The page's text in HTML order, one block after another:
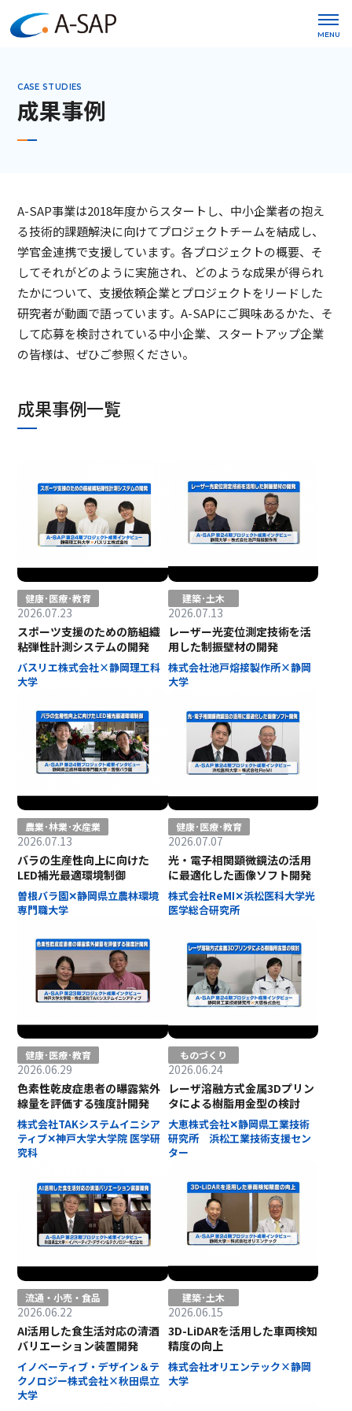
MENU
CASE STUDIES
成果事例
A-SAP事業は2018年度からスタートし、中小企業者の抱え
る技術的課題解決に向けてプロジェクトチームを結成し、
学官金連携で支援しています。各プロジェクトの概要、そ
してそれがどのように実施され、どのような成果が得られ
たかについて、支援依頼企業とプロジェクトをリードした
研究者が動画で語っています。A-SAPにご興味あるかた、そ
して応募を検討されている中小企業、スタートアップ企業
の皆様は、ぜひご参照ください。
成果事例一覧
健康･医療･教育
2026.07.23
スポーツ支援のための筋組織
粘弾性計測システムの開発
バスリエ株式会社×静岡理工科
大学
建築･土木
2026.07.13
レーザー光変位測定技術を活
用した制振壁材の開発
株式会社池戸熔接製作所×静岡
大学
農業･林業･水産業
2026.07.13
バラの生産性向上に向けた
LED補光最適環境制御
曽根バラ園✕静岡県立農林環境
専門職大学
健康･医療･教育
2026.07.07
光・電子相関顕微鏡法の活用
に最適化した画像ソフト開発
株式会社ReMI✕浜松医科大学光
医学総合研究所
健康･医療･教育
2026.06.29
色素性乾皮症患者の曝露紫外
線量を評価する強度計開発
株式会社TAKシステムイニシア
ティブ✕神戸大学大学院 医学研
究科
ものづくり
2026.06.24
レーザ溶融方式金属3Dプリン
タによる樹脂用金型の検討
大恵株式会社✕静岡県工業技術
研究所 浜松工業技術支援セン
ター
流通・小売・食品
2026.06.22
AI活用した食生活対応の清酒
バリエーション装置開発
イノベーティブ・デザイン＆テ
クノロジー株式会社×秋田県立
大学
建築･土木
2026.06.15
3D-LiDARを活用した車両検知
精度の向上
株式会社オリエンテック×静岡
大学